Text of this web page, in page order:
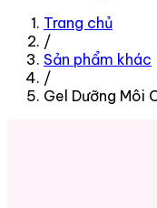
Trang chủ
/
Sản phẩm khác
/
Gel Dưỡng Môi